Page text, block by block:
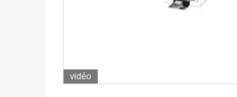
vidéo